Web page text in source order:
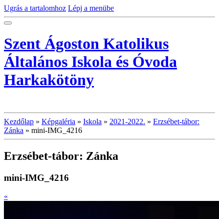
Ugrás a tartalomhoz Lépj a menübe
Szent Ágoston Katolikus
Általános Iskola és Óvoda
Harkakötöny
Kezdőlap » Képgaléria » Iskola » 2021-2022. » Erzsébet-tábor:
Zánka » mini-IMG_4216
Erzsébet-tábor: Zánka
mini-IMG_4216
«